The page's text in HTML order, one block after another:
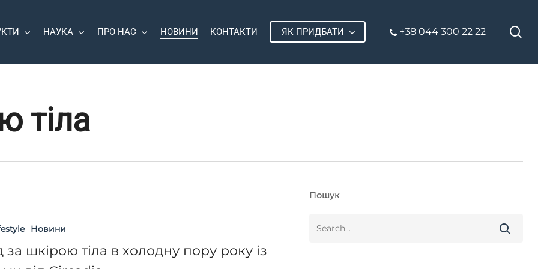
НАУКА ПРО НАС НОВИНИ КОНТАКТИ ЯК ПРИДБАТИ +38 044 300 22 22
тіла
Новини
за шкірою тіла в холодну пору року із
Пошук